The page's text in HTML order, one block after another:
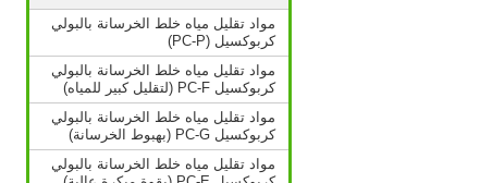
مواد تقليل مياه خلط الخرسانة بالبولي
كربوكسيل (PC-P)
مواد تقليل مياه خلط الخرسانة بالبولي
كربوكسيل PC-F (لتقليل كبير للمياه)
مواد تقليل مياه خلط الخرسانة بالبولي
كربوكسيل PC-G (بهبوط الخرسانة)
مواد تقليل مياه خلط الخرسانة بالبولي